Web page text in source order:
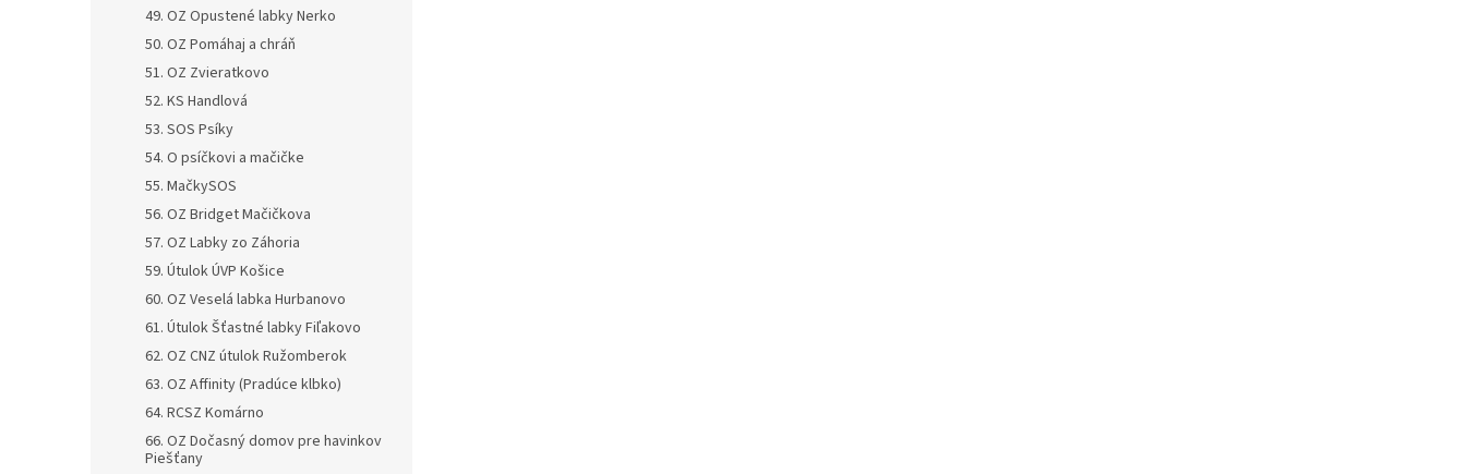
49. OZ Opustené labky Nerko
50. OZ Pomáhaj a chráň
51. OZ Zvieratkovo
52. KS Handlová
53. SOS Psíky
54. O psíčkovi a mačičke
55. MačkySOS
56. OZ Bridget Mačičkova
57. OZ Labky zo Záhoria
59. Útulok ÚVP Košice
60. OZ Veselá labka Hurbanovo
61. Útulok Šťastné labky Fiľakovo
62. OZ CNZ útulok Ružomberok
63. OZ Affinity (Pradúce klbko)
64. RCSZ Komárno
66. OZ Dočasný domov pre havinkov
Piešťany